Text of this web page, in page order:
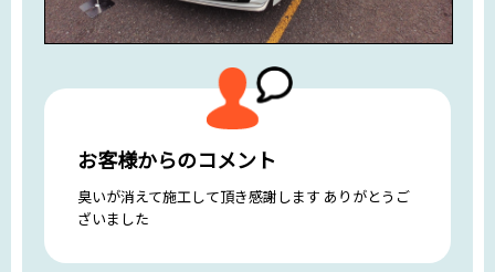
お客様からのコメント
臭いが消えて施工して頂き感謝します ありがとうご
ざいました